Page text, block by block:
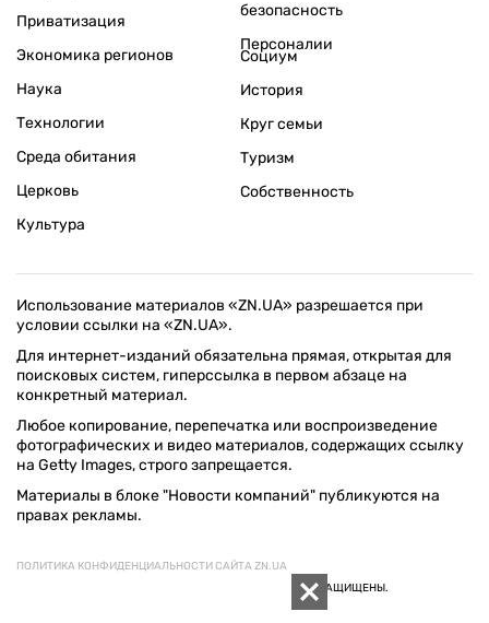
Приватизация
Экономика регионов
безопасность
Персоналии
Наука
Технологии
Среда обитания
Церковь
Культура
Социум
История
Круг семьи
Туризм
Собственность
Использование материалов «ZN.UA» разрешается при
условии ссылки на «ZN.UA».
Для интернет-изданий обязательна прямая, открытая для
поисковых систем, гиперссылка в первом абзаце на
конкретный материал.
Любое копирование, перепечатка или воспроизведение
фотографических и видео материалов, содержащих ссылку
на Getty Images, строго запрещается.
Материалы в блоке "Новости компаний" публикуются на
правах рекламы.
ПОЛИТИКА КОНФИДЕНЦИАЛЬНОСТИ САЙТА ZN.UA
© 1994–2026 «ЗЕРКАЛО НЕДЕЛИ. УКРАИНА». ВСЕ ПРАВА ЗАЩИЩЕНЫ.